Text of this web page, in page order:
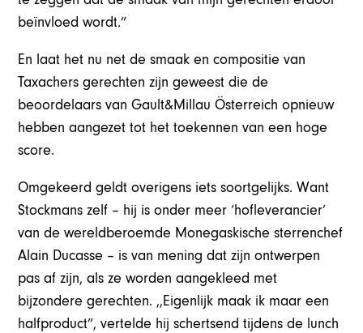
beïnvloed wordt.”
En laat het nu net de smaak en compositie van
Taxachers gerechten zijn geweest die de
beoordelaars van Gault&Millau Österreich opnieuw
hebben aangezet tot het toekennen van een hoge
score.
Omgekeerd geldt overigens iets soortgelijks. Want
Stockmans zelf – hij is onder meer ‘hofleverancier’
van de wereldberoemde Monegaskische sterrenchef
Alain Ducasse – is van mening dat zijn ontwerpen
pas af zijn, als ze worden aangekleed met
bijzondere gerechten. ,,Eigenlijk maak ik maar een
halfproduct”, vertelde hij schertsend tijdens de lunch